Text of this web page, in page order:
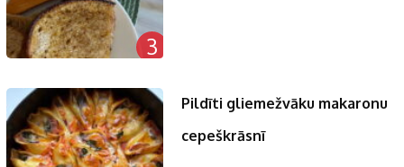
3
Pildīti gliemežvāku makaronu
cepeškrāsnī